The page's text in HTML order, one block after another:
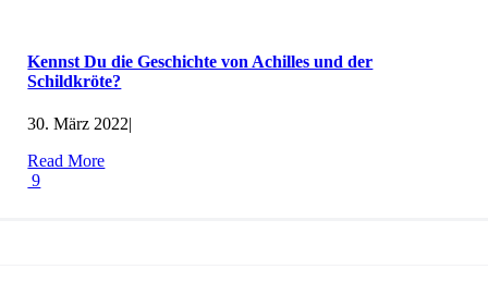
Kennst Du die Geschichte von Achilles und der
Schildkröte?
30. März 2022|
Read More
9